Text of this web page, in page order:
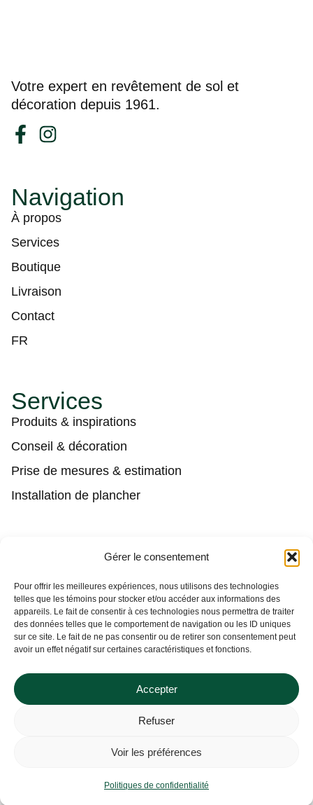
Gérer le consentement
Pour offrir les meilleures expériences, nous utilisons des technologies
telles que les témoins pour stocker et/ou accéder aux informations des
appareils. Le fait de consentir à ces technologies nous permettra de traiter
des données telles que le comportement de navigation ou les ID uniques
sur ce site. Le fait de ne pas consentir ou de retirer son consentement peut
avoir un effet négatif sur certaines caractéristiques et fonctions.
Accepter
Refuser
Voir les préférences
Politiques de confidentialité
Votre expert en revêtement de sol et
décoration depuis 1961.
Navigation
À propos
Services
Boutique
Livraison
Contact
FR
Services
Produits & inspirations
Conseil & décoration
Prise de mesures & estimation
Installation de plancher
tgl@tapisguylaberge.com
3275 Bd Monseigneur-Langlois, Salaberry-de-
Valleyfield, QC J6S 4Y2